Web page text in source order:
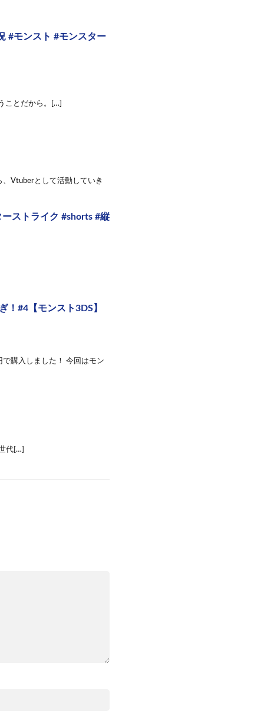
モンスト #モンスター
ことだから。[…]
Vtuberとして活動していき
ストライク #shorts #縦
！#4【モンスト3DS】
購入しました！ 今回はモン
代[…]